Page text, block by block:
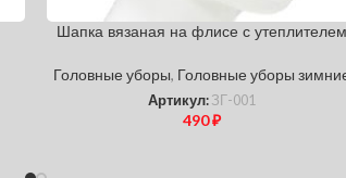
Шапка вязаная на флисе с
Головные уборы, Головные уборы
Артикул: ЗГ-001
490₽